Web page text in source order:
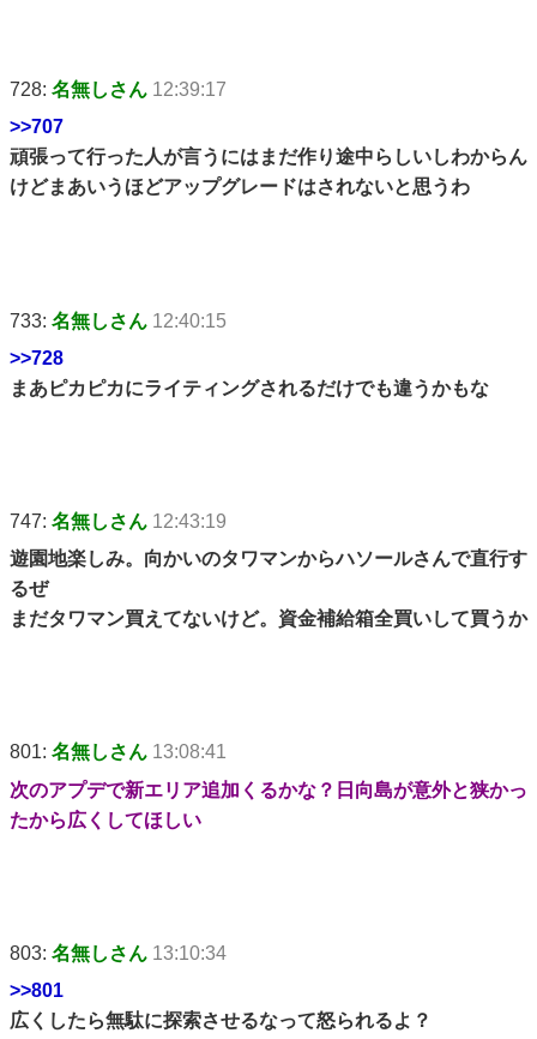
728: 名無しさん 12:39:17
>>707
頑張って行った人が言うにはまだ作り途中らしいしわからん
けどまあいうほどアップグレードはされないと思うわ
733: 名無しさん 12:40:15
>>728
まあピカピカにライティングされるだけでも違うかもな
747: 名無しさん 12:43:19
遊園地楽しみ。向かいのタワマンからハソールさんで直行す
るぜ
まだタワマン買えてないけど。資金補給箱全買いして買うか
801: 名無しさん 13:08:41
次のアプデで新エリア追加くるかな？日向島が意外と狭かっ
たから広くしてほしい
803: 名無しさん 13:10:34
>>801
広くしたら無駄に探索させるなって怒られるよ？